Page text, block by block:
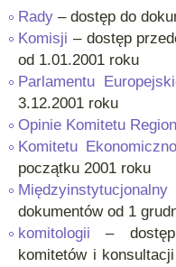
Rady – dostęp do
Komisji – dostęp
od 1.01.2001 roku
Parlamentu
3.12.2001 roku
Opinie Komitetu
Komitetu
początku 2001 roku
dokumentów od 1
komitologii – dostęp
komitetów i